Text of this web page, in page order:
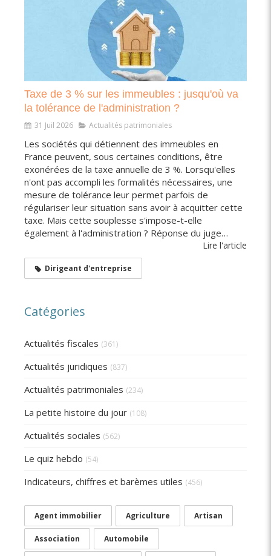
Taxe de 3 % sur les immeubles : jusqu'où va
la tolérance de l'administration ?
31 Juil 2026 Actualités patrimoniales
Les sociétés qui détiennent des immeubles en
France peuvent, sous certaines conditions, être
exonérées de la taxe annuelle de 3 %. Lorsqu'elles
n'ont pas accompli les formalités nécessaires, une
mesure de tolérance leur permet parfois de
régulariser leur situation sans avoir à acquitter cette
taxe. Mais cette souplesse s'impose-t-elle
également à l'administration ? Réponse du juge…
Lire l'article
Dirigeant d'entreprise
Catégories
Actualités fiscales (361)
Actualités juridiques (837)
Actualités patrimoniales (234)
La petite histoire du jour (108)
Actualités sociales (562)
Le quiz hebdo (54)
Indicateurs, chiffres et barèmes utiles (456)
Agent immobilier Agriculture Artisan
Association Automobile